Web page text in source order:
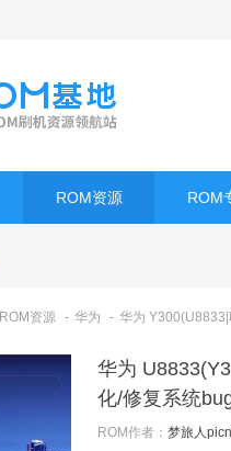
ROM资源 ROM
ROM资源 - 华为 - 华为 Y300(U8833|
华为
化/修复系统
ROM作者： 梦旅人